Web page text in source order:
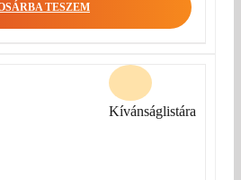
TESZEM
Kívánságlistára